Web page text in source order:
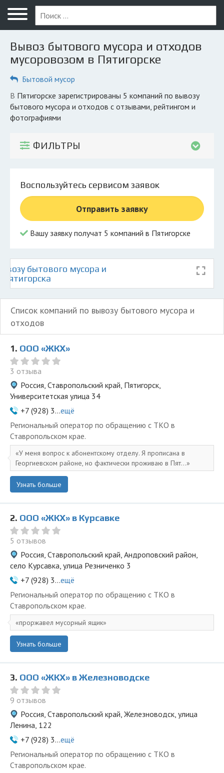
Меню
Главная
Вопрос юристу
Компании
КОМПАНИЯМ
© 2026 Все права защищены
Вывоз бытового мусора и отходов
мусоровозом в Пятигорске
Бытовой мусор
в Пятигорске зарегистрированы 5 компаний по вывозу
бытового мусора и отходов с отзывами, рейтингом и
фотографиями
ФИЛЬТРЫ
Воспользуйтесь сервисом заявок
Отправить заявку
Вашу заявку получат 5 компаний в Пятигорске
бытового мусора и
Список компаний по вывозу бытового мусора и
отходов
1. ООО «ЖКХ»
3 отзыва
Россия, Ставропольский край, Пятигорск,
Университетская улица 34
+7 (928) 3...ещё
Региональный оператор по обращению с ТКО в
Ставропольском крае.
У меня вопрос к абонентскому отделу. Я прописана в
Георгиевском районе, но фактически проживаю в Пят...
Узнать больше
2. ООО «ЖКХ» в Курсавке
5 отзывов
Россия, Ставропольский край, Андроповский район,
село Курсавка, улица Резниченко 3
+7 (928) 3...ещё
Региональный оператор по обращению с ТКО в
Ставропольском крае.
проржавел мусорный ящик
Узнать больше
3. ООО «ЖКХ» в Железноводске
9 отзывов
Россия, Ставропольский край, Железноводск, улица
Ленина, 122
+7 (928) 3...ещё
Региональный оператор по обращению с ТКО в
Ставропольском крае.